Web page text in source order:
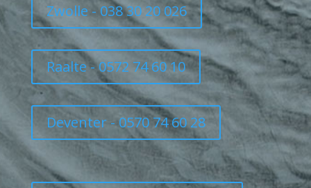
Zwolle - 038 30 20 026
Raalte - 0572 74 60 10
Deventer - 0570 74 60 28